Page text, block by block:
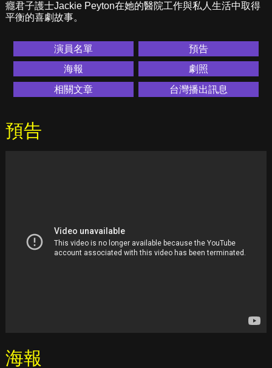
癮君子護士Jackie Peyton在她的醫院工作與私人生活中取得
平衡的喜劇故事。
演員名單
預告
海報
劇照
相關文章
台灣播出訊息
預告
海報